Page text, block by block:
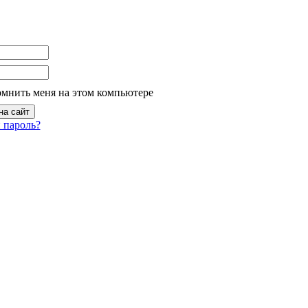
меня на этом компьютере